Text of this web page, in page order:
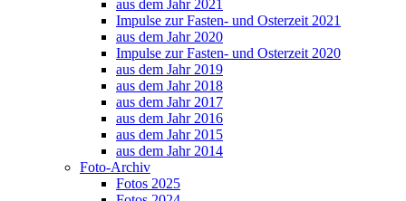
aus dem Jahr 2021
Impulse zur Fasten- und Osterzeit 2021
aus dem Jahr 2020
Impulse zur Fasten- und Osterzeit 2020
aus dem Jahr 2019
aus dem Jahr 2018
aus dem Jahr 2017
aus dem Jahr 2016
aus dem Jahr 2015
aus dem Jahr 2014
Foto-Archiv
Fotos 2025